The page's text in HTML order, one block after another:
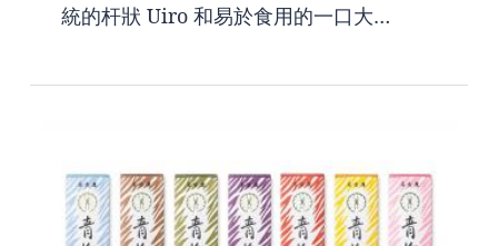
統的杆狀 Uiro 和易於食用的一口大…